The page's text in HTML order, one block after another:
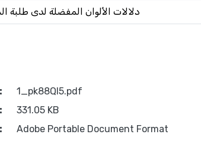
دلالات الألوان المفضلة لدى طلبة
1_pk88Ql5.pdf
331.05 KB
Adobe Portable Document Format